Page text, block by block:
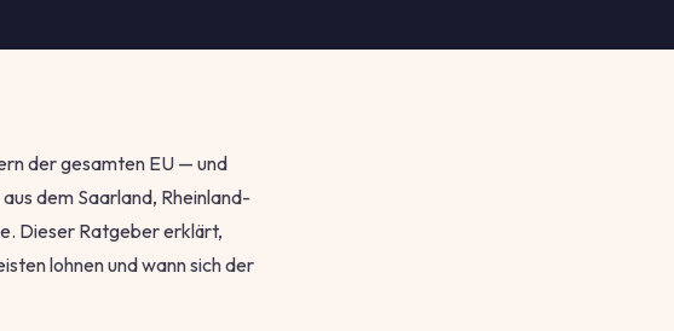
der gesamten EU — und
dem Saarland, Rheinland-
Dieser Ratgeber erklärt,
lohnen und wann sich der